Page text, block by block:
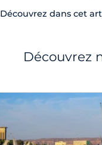
Découvrez dans cet
Découvrez